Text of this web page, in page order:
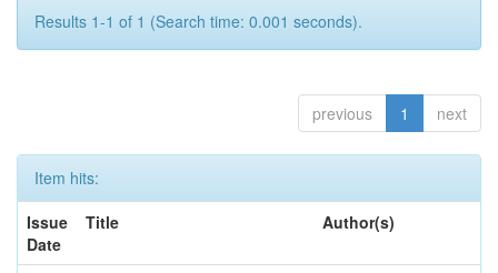
Results 1-1 of 1 (Search time: 0.001 seconds).
previous 1 next
Item hits:
Issue
Date
Title Author(s)